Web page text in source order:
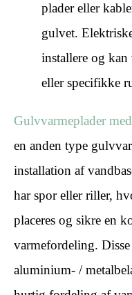
plader eller
gulvet.
installere og
eller specifikke
Gulvvarmeplader
en anden type
installation af
har spor eller riller,
placeres og sikre en
varmefordeling.
aluminium- /